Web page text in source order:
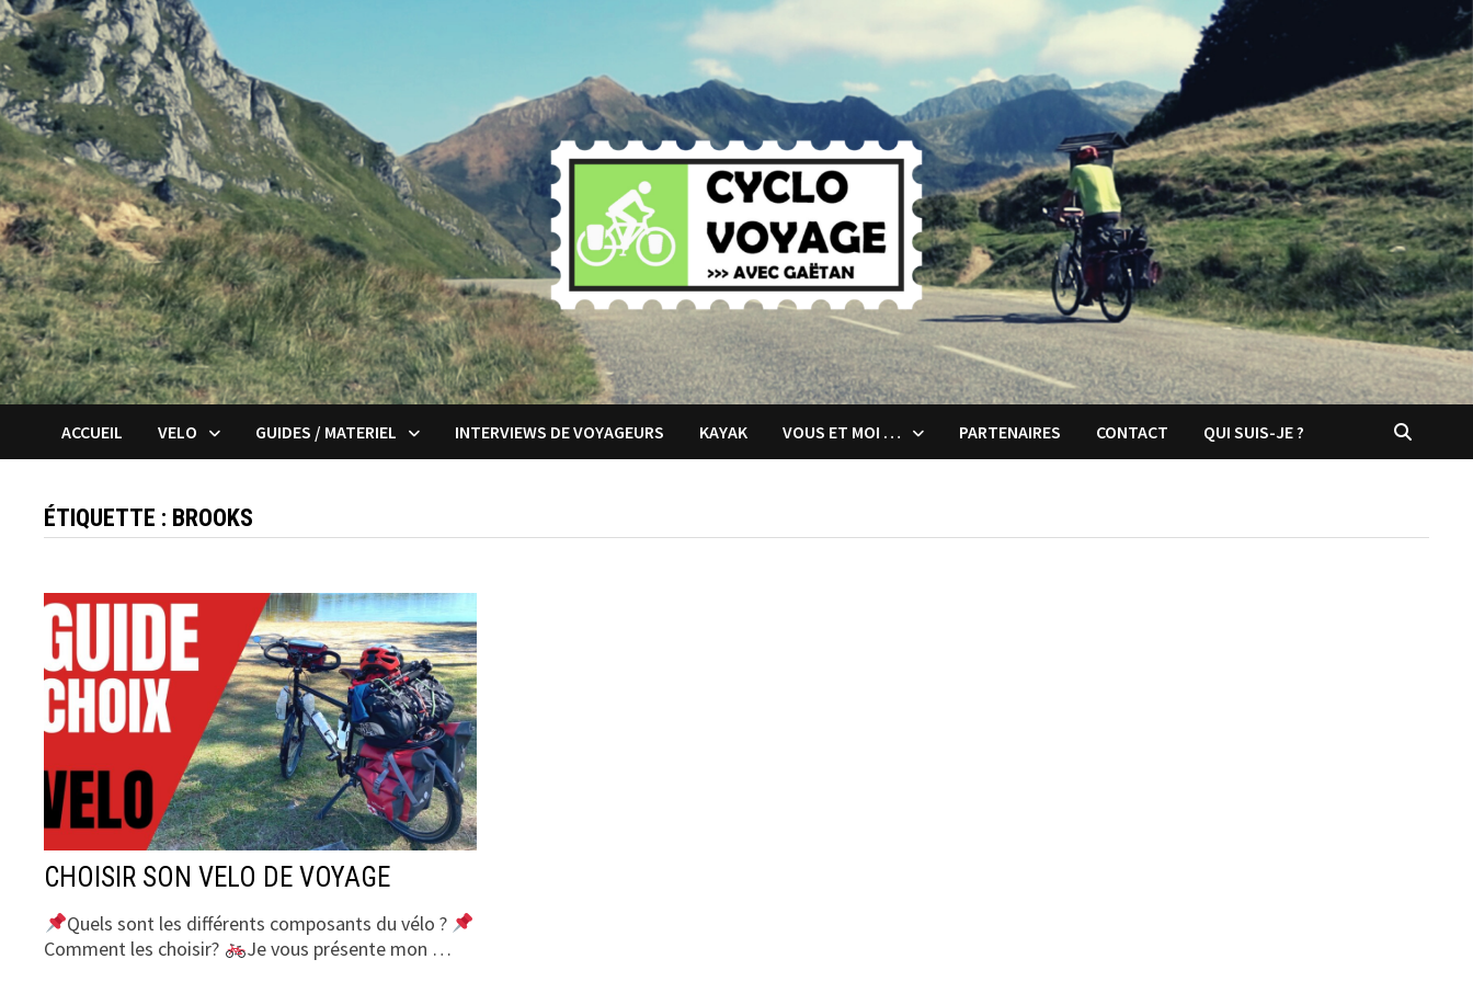
Passer
au
contenu
ACCUEIL VELO GUIDES / MATERIEL INTERVIEWS DE VOYAGEURS KAYAK VOUS ET MOI … PARTENAIRES CONTACT QUI SUIS-JE ?
ÉTIQUETTE : BROOKS
CHOISIR SON VELO DE VOYAGE
Quels sont les différents composants du vélo ?
Comment les choisir?
Je vous présente mon …